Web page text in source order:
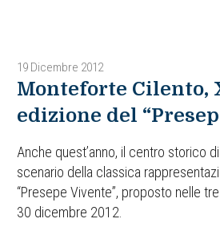
19 Dicembre 2012
Monteforte Cilento,
edizione del
Anche quest’anno, il centro storico
scenario della classica
“Presepe Vivente”, proposto nelle
30 dicembre 2012.